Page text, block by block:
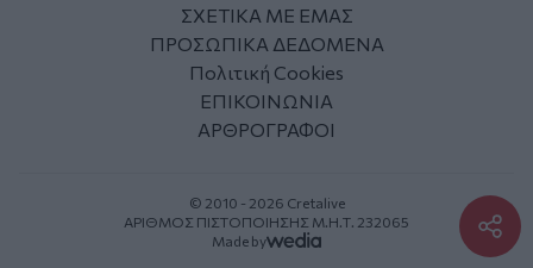
ΣΧΕΤΙΚΑ ΜΕ ΕΜΑΣ
ΠΡΟΣΩΠΙΚΑ ΔΕΔΟΜΕΝΑ
Πολιτική Cookies
ΕΠΙΚΟΙΝΩΝΙΑ
ΑΡΘΡΟΓΡΑΦΟΙ
© 2010 - 2026 Cretalive
ΑΡΙΘΜΟΣ ΠΙΣΤΟΠΟΙΗΣΗΣ Μ.Η.Τ. 232065
Made by